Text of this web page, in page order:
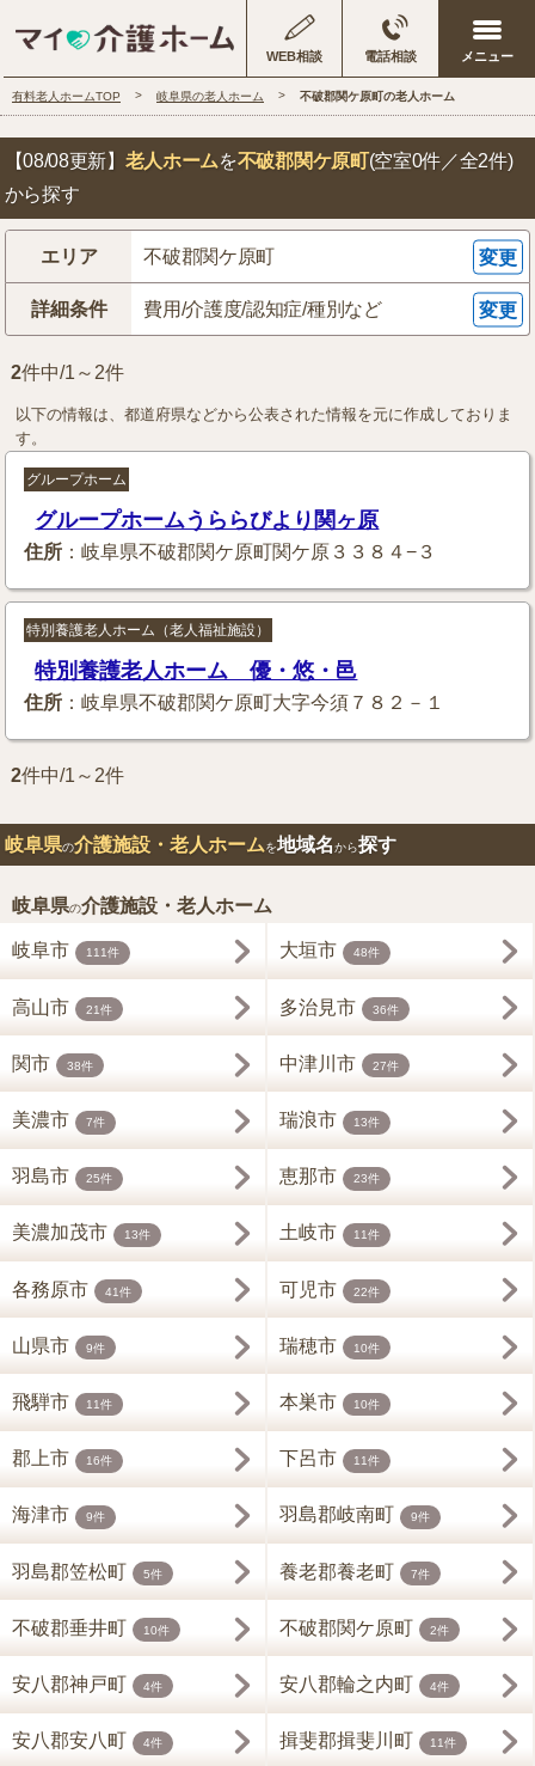
WEB相談 電話相談
有料老人ホームTOP 岐阜県の老人ホーム 不破郡関ケ原町の老人ホーム
【08/08更新】 老人ホームを不破郡関ケ原町(空室0件／全2件)
から探す
エリア 不破郡関ケ原町 変更
詳細条件 費用/介護度/認知症/種別など 変更
2件中/1～2件
以下の情報は、都道府県などから公表された情報を元に作成しておりま
す。
グループホーム
グループホームうららびより関ヶ原
住所 ：岐阜県不破郡関ケ原町関ケ原３３８４−３
特別養護老人ホーム（老人福祉施設）
特別養護老人ホーム 優・悠・邑
住所 ：岐阜県不破郡関ケ原町大字今須７８２－１
2件中/1～2件
岐阜県の介護施設・老人ホームを地域名から探す
岐阜県の介護施設・老人ホーム
岐阜市 111件 大垣市 48件
高山市 21件 多治見市 36件
関市 38件 中津川市 27件
美濃市 7件 瑞浪市 13件
羽島市 25件 恵那市 23件
美濃加茂市 13件 土岐市 11件
各務原市 41件 可児市 22件
山県市 9件 瑞穂市 10件
飛騨市 11件 本巣市 10件
郡上市 16件 下呂市 11件
海津市 9件 羽島郡岐南町 9件
羽島郡笠松町 5件 養老郡養老町 7件
不破郡垂井町 10件 不破郡関ケ原町 2件
安八郡神戸町 4件 安八郡輪之内町 4件
安八郡安八町 4件 揖斐郡揖斐川町 11件